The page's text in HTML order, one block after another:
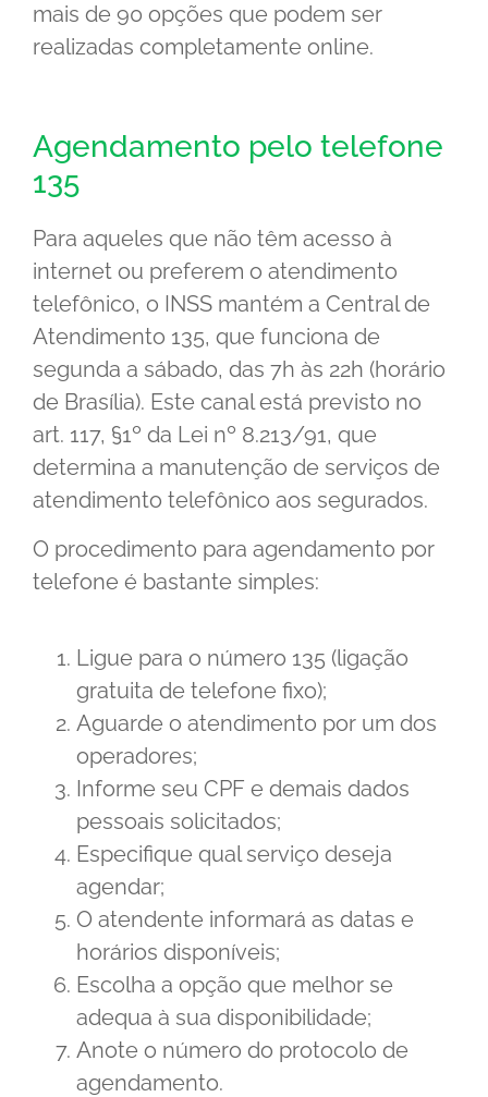
mais de 90 opções que podem ser
realizadas completamente online.
Agendamento pelo telefone
135
Para aqueles que não têm acesso à
internet ou preferem o atendimento
telefônico, o INSS mantém a Central de
Atendimento 135, que funciona de
segunda a sábado, das 7h às 22h (horário
de Brasília). Este canal está previsto no
art. 117, §1º da Lei nº 8.213/91, que
determina a manutenção de serviços de
atendimento telefônico aos segurados.
O procedimento para agendamento por
telefone é bastante simples:
Ligue para o número 135 (ligação
gratuita de telefone fixo);
Aguarde o atendimento por um dos
operadores;
Informe seu CPF e demais dados
pessoais solicitados;
Especifique qual serviço deseja
agendar;
O atendente informará as datas e
horários disponíveis;
Escolha a opção que melhor se
adequa à sua disponibilidade;
Anote o número do protocolo de
agendamento.